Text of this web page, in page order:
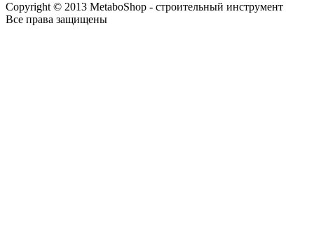
Copyright © 2013 MetaboShop - строительный инструмент
Все права защищены